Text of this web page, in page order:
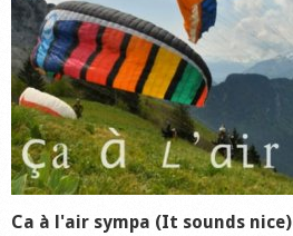
Ca à l'air sympa (It sounds nice)